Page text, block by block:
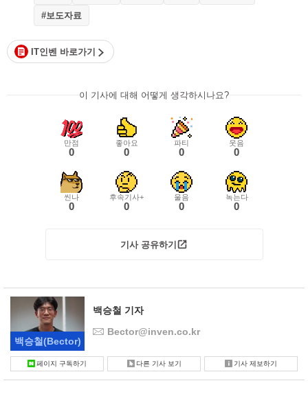
#보도자료
IT인벤 바로가기
이 기사에 대해 어떻게 생각하시나요?
만점
0
좋아요
0
파티
0
웃음
0
씬나
0
후속기사+
0
울음
0
녹는다
0
기사 공유하기
백승철(Bector)
백승철 기자
Bector@inven.co.kr
페이지 구독하기 다른 기사 보기 기사 제보하기